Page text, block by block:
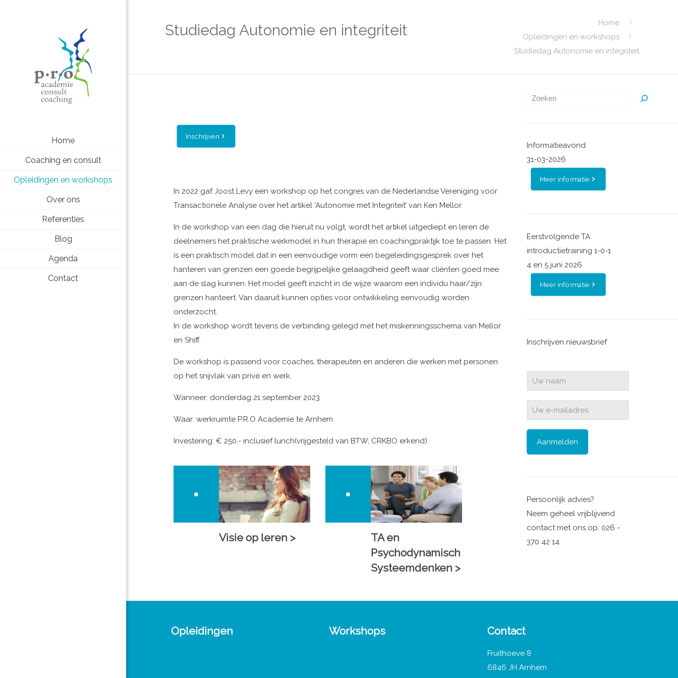
Home
Coaching en consult
Opleidingen en workshops
Over ons
Referenties
Blog
Agenda
Contact
Studiedag Autonomie en integriteit
Home
Opleidingen en workshops
Studiedag Autonomie en integriteit
Inschrijven
In 2022 gaf Joost Levy een workshop op het congres van de Nederlandse Vereniging voor
Transactionele Analyse over het artikel ‘Autonomie met Integriteit’ van Ken Mellor.
In de workshop van een dag die hieruit nu volgt, wordt het artikel uitgediept en leren de
deelnemers het praktische werkmodel in hun therapie en coachingpraktijk toe te passen. Het
is een praktisch model dat in een eenvoudige vorm een begeleidingsgesprek over het
hanteren van grenzen een goede begrijpelijke gelaagdheid geeft waar cliënten goed mee
aan de slag kunnen. Het model geeft inzicht in de wijze waarom een individu haar/zijn
grenzen hanteert. Van daaruit kunnen opties voor ontwikkeling eenvoudig worden
onderzocht.
In de workshop wordt tevens de verbinding gelegd met het miskenningsschema van Mellor
en Shiff.
De workshop is passend voor coaches, therapeuten en anderen die werken met personen
op het snijvlak van privé en werk.
Wanneer: donderdag 21 september 2023
Waar: werkruimte P.R.O Academie te Arnhem
Investering: € 250,- inclusief lunch(vrijgesteld van BTW, CRKBO erkend).
Visie op leren >
TA en
Psychodynamisch
Systeemdenken >
Zoeken
Informatieavond
31-03-2026
Meer informatie
Eerstvolgende TA
introductietraining 1-0-1
4 en 5 juni 2026
Meer informatie
Inschrijven nieuwsbrief
Persoonlijk advies?
Neem geheel vrijblijvend
contact met ons op: 026 -
370 42 14
Opleidingen Workshops Contact
Fruithoeve 8
6846 JH Arnhem